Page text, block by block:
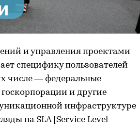
и управления проектами
специфику пользователей
числе — федеральные
и другие
инфраструктуре
на SLA [Service Level